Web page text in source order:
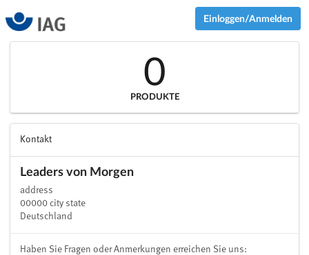
Einloggen/Anmelden
0
PRODUKTE
Kontakt
Leaders von Morgen
address
00000 city state
Deutschland
Haben Sie Fragen oder Anmerkungen erreichen Sie uns: